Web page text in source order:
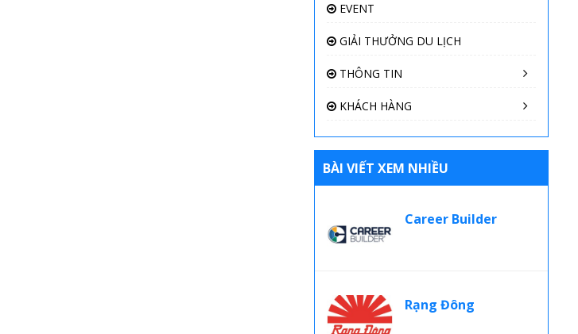
EVENT
GIẢI THƯỞNG DU LỊCH
THÔNG TIN
KHÁCH HÀNG
BÀI VIẾT XEM NHIỀU
Career Builder
Rạng Đông